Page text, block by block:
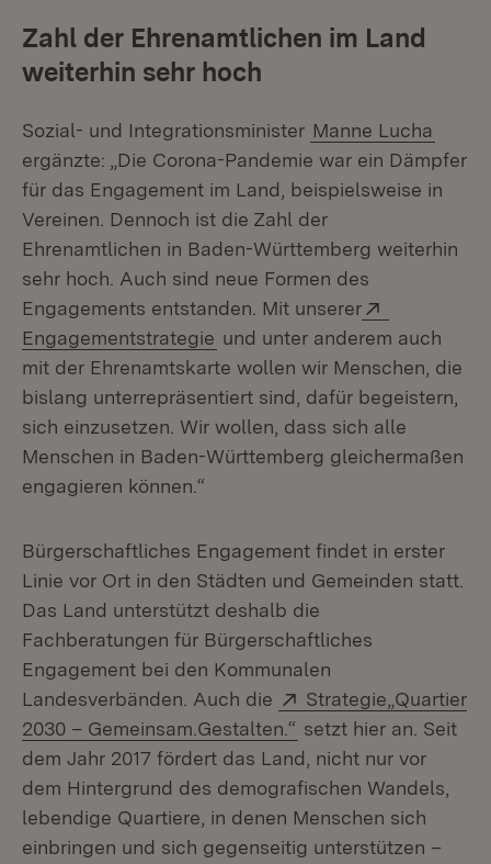
Zahl der Ehrenamtlichen im Land
weiterhin sehr hoch
Sozial- und Integrationsminister Manne Lucha
ergänzte: „Die Corona-Pandemie war ein Dämpfer
für das Engagement im Land, beispielsweise in
Vereinen. Dennoch ist die Zahl der
Ehrenamtlichen in Baden-Württemberg weiterhin
sehr hoch. Auch sind neue Formen des
Engagements entstanden. Mit unserer
Engagementstrategie (Öffnet in neuem Fenster)
und unter anderem auch
mit der Ehrenamtskarte wollen wir Menschen, die
bislang unterrepräsentiert sind, dafür begeistern,
sich einzusetzen. Wir wollen, dass sich alle
Menschen in Baden-Württemberg gleichermaßen
engagieren können.“
Bürgerschaftliches Engagement findet in erster
Linie vor Ort in den Städten und Gemeinden statt.
Das Land unterstützt deshalb die
Fachberatungen für Bürgerschaftliches
Engagement bei den Kommunalen
Landesverbänden. Auch die
Extern:
Strategie„Quartier
2030 – Gemeinsam.Gestalten.“ (Öffnet in neuem
setzt hier an. Seit
dem Jahr 2017 fördert das Land, nicht nur vor
dem Hintergrund des demografischen Wandels,
lebendige Quartiere, in denen Menschen sich
einbringen und sich gegenseitig unterstützen –